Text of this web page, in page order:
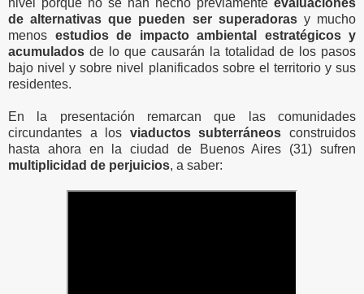
nivel porque no se han hecho previamente evaluaciones
de alternativas que pueden ser superadorasy mucho
menos estudios de impacto ambiental estratégicos y
acumulados de lo que causarán la totalidad de los pasos
bajo nivel y sobre nivel planificados sobre el territorio y sus
residentes.
En la presentación remarcan que las comunidades
circundantes a los viaductos subterráneos construidos
hasta ahora en la ciudad de Buenos Aires (31) sufren
multiplicidad de perjuicios, a saber: